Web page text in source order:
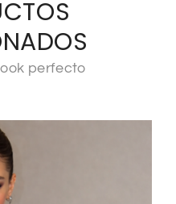
perfecto